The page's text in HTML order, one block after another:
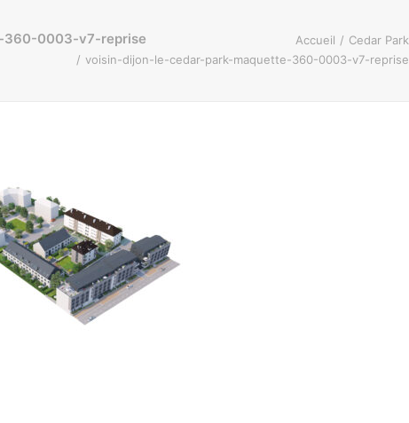
360-0003-v7-reprise Accueil
Cedar Park
voisin-dijon-le-cedar-park-maquette-360-0003-v7-reprise